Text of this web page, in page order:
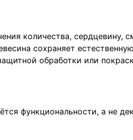
количества,
сохраняет
обработки или
функциональности, а